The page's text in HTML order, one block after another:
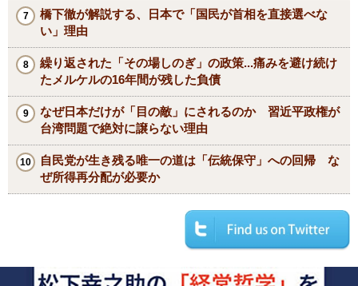
橋下徹が解説する、日本で「国民が首相を直接選べな
い」理由
繰り返された「その場しのぎ」の政策...痛みを避け続け
たメルケルの16年間が残した負債
なぜ日本だけが「目の敵」にされるのか 習近平政権が
台湾問題で絶対に譲らない理由
自民党が生き残る唯一の道は「伝統保守」への回帰 な
ぜ所得再分配が必要か